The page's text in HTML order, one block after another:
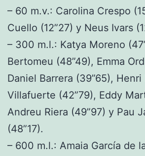
– 60 m.v.: Carolina Crespo
Cuello (12”27) y Neus Ivars
– 300 m.l.: Katya Moreno
Bertomeu (48”49), Emma
Daniel Barrera (39”65), Henri
Villafuerte (42”79), Eddy
Andreu Riera (49”97) y Pau
(48”17).
– 600 m.l.: Amaia García de